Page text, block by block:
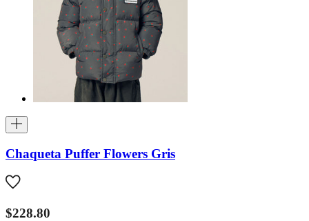
Chaqueta Puffer Flowers Gris
$228.80